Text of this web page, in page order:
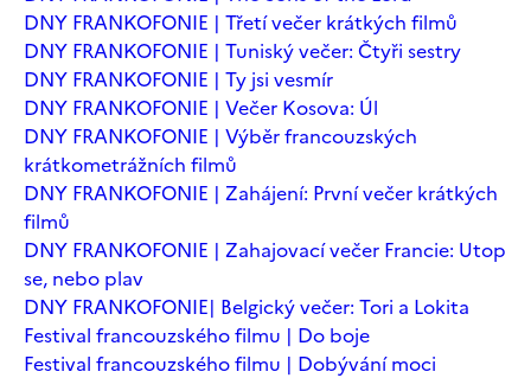
DNY FRANKOFONIE | Třetí večer krátkých filmů
DNY FRANKOFONIE | Tuniský večer: Čtyři sestry
DNY FRANKOFONIE | Ty jsi vesmír
DNY FRANKOFONIE | Večer Kosova: Úl
DNY FRANKOFONIE | Výběr francouzských
krátkometrážních filmů
DNY FRANKOFONIE | Zahájení: První večer krátkých
filmů
DNY FRANKOFONIE | Zahajovací večer Francie: Utop
se, nebo plav
DNY FRANKOFONIE| Belgický večer: Tori a Lokita
Festival francouzského filmu | Do boje
Festival francouzského filmu | Dobývání moci